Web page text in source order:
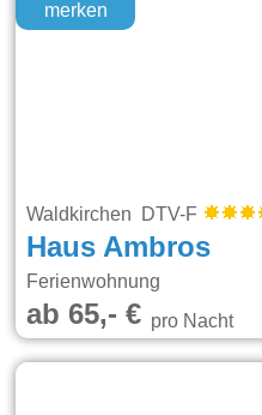
merken
Waldkirchen DTV-F
Haus Ambros
Ferienwohnung
ab 65,- €pro Nacht